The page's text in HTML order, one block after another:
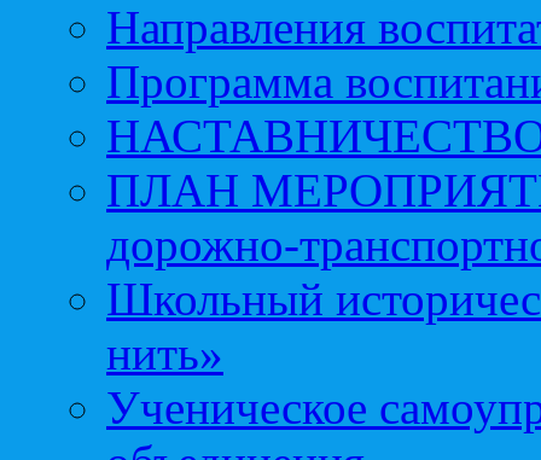
Направления
Программа
ПЛАН МЕРОПРИЯТИЙ
дорожно-
Школьный
нить»
Ученическое